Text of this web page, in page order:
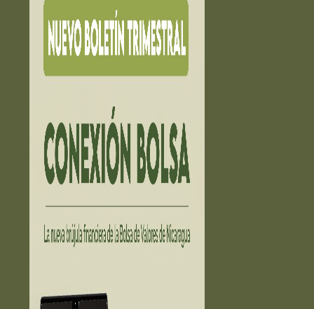
Exámen Agente Corredor
PUESTOS DE BOLSA ➔
INVERNIC
PROVALORES
VALORES LAFISE